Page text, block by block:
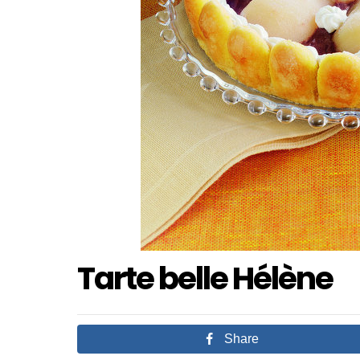
Tarte belle Hélène
Share